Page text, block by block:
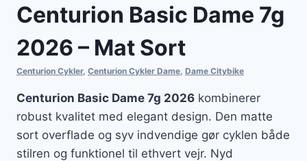
Centurion Basic Dame 7g
2026 – Mat Sort
Centurion Cykler, Centurion Cykler Dame Dame Citybike
Centurion Basic Dame 7g 2026 kombinerer
robust kvalitet med elegant design. Den matte
sort overflade og syv indvendige gør cyklen både
stilren og funktionel til ethvert vejr. Nyd